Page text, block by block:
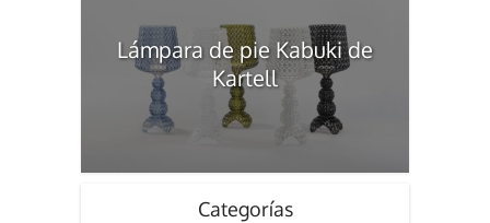
Lámpara de pie Kabuki de
Kartell
Categorías